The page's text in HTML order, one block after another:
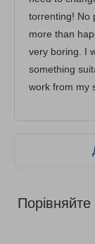
torrenting! No
more than
very boring. I
something
work from my